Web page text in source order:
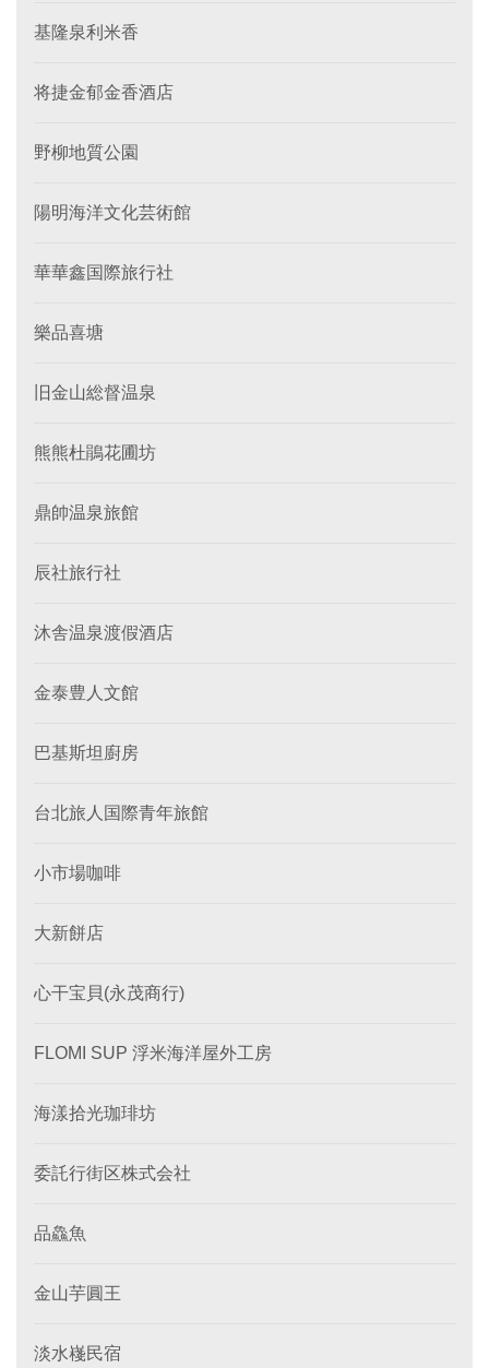
基隆泉利米香
将捷金郁金香酒店
野柳地質公園
陽明海洋文化芸術館
華華鑫国際旅行社
樂品喜塘
旧金山総督温泉
熊熊杜鵑花圃坊
鼎帥温泉旅館
辰社旅行社
沐舎温泉渡假酒店
金泰豊人文館
巴基斯坦廚房
台北旅人国際青年旅館
小市場咖啡
大新餅店
心干宝貝(永茂商行)
FLOMI SUP 浮米海洋屋外工房
海漾拾光珈琲坊
委託行街区株式会社
品鱻魚
金山芋圓王
淡水嶘民宿